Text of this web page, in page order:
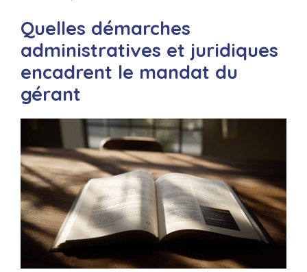
Quelles démarches
administratives et juridiques
encadrent le mandat du
gérant